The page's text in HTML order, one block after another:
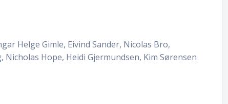
Helge Gimle, Eivind Sander, Nicolas Bro,
Hope, Heidi Gjermundsen, Kim Sørensen